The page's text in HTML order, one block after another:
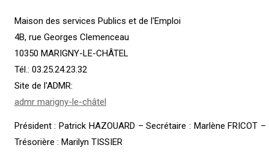
Maison des services Publics et de l'Emploi
4B, rue Georges Clemenceau
10350 MARIGNY-LE-CHÂTEL
Tél.: 03.25.24.23.32
Site de l'ADMR:
admr marigny-le-châtel
Président : Patrick HAZOUARD – Secrétaire : Marlène FRICOT –
Trésorière : Marilyn TISSIER